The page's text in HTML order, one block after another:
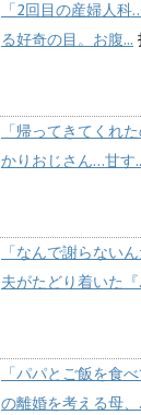
「2回目の産婦人
る好奇の目。お腹...
「帰ってきてくれ
かりおじさん…甘す
「なんで謝らない
夫がたどり着いた『
「パパとご飯を食
の離婚を考える母、